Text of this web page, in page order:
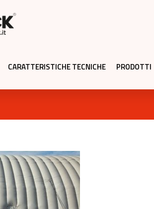
CARATTERISTICHE TECNICHE PRODOTTI